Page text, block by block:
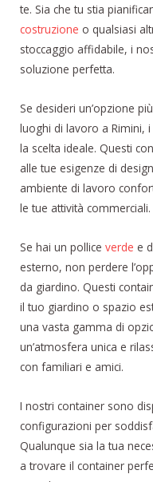
te. Sia che tu stia
costruzione o qualsiasi
stoccaggio affidabile, i
soluzione perfetta.
Se desideri un’opzione
luoghi di lavoro a Rimini,
la scelta ideale. Questi
alle tue esigenze di
ambiente di lavoro
le tue attività commerciali.
Se hai un pollice verde e
esterno, non perdere
da giardino. Questi
il tuo giardino o spazio
una vasta gamma di
un’atmosfera unica e
con familiari e amici.
I nostri container sono
configurazioni per
Qualunque sia la tua
a trovare il container